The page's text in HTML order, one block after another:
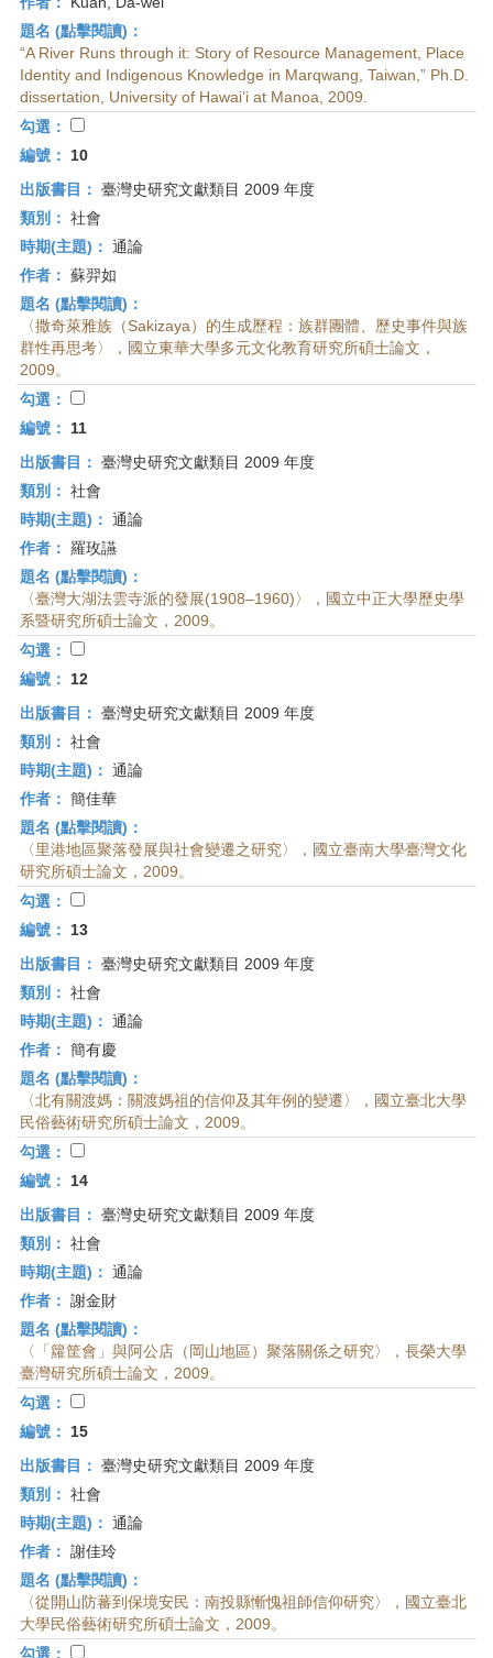
題名 (點擊閱讀)：
“A River Runs through it: Story of Resource Management, Place
Identity and Indigenous Knowledge in Marqwang, Taiwan,” Ph.D.
dissertation, University of Hawai’i at Manoa, 2009.
勾選：
編號：
10
出版書目： 臺灣史研究文獻類目 2009 年度
類別： 社會
時期(主題)： 通論
作者： 蘇羿如
題名 (點擊閱讀)：
〈撒奇萊雅族（Sakizaya）的生成歷程：族群團體、歷史事件與族
群性再思考〉，國立東華大學多元文化教育研究所碩士論文，
2009。
勾選：
編號：
11
出版書目： 臺灣史研究文獻類目 2009 年度
類別： 社會
時期(主題)： 通論
作者： 羅玫讌
題名 (點擊閱讀)：
〈臺灣大湖法雲寺派的發展(1908–1960)〉，國立中正大學歷史學
系暨研究所碩士論文，2009。
勾選：
編號：
12
出版書目： 臺灣史研究文獻類目 2009 年度
類別： 社會
時期(主題)： 通論
作者： 簡佳華
題名 (點擊閱讀)：
〈里港地區聚落發展與社會變遷之研究〉，國立臺南大學臺灣文化
研究所碩士論文，2009。
勾選：
編號：
13
出版書目： 臺灣史研究文獻類目 2009 年度
類別： 社會
時期(主題)： 通論
作者： 簡有慶
題名 (點擊閱讀)：
〈北有關渡媽：關渡媽祖的信仰及其年例的變遷〉，國立臺北大學
民俗藝術研究所碩士論文，2009。
勾選：
編號：
14
出版書目： 臺灣史研究文獻類目 2009 年度
類別： 社會
時期(主題)： 通論
作者： 謝金財
題名 (點擊閱讀)：
〈「籮筐會」與阿公店（岡山地區）聚落關係之研究〉，長榮大學
臺灣研究所碩士論文，2009。
勾選：
編號：
15
出版書目： 臺灣史研究文獻類目 2009 年度
類別： 社會
時期(主題)： 通論
作者： 謝佳玲
題名 (點擊閱讀)：
〈從開山防蕃到保境安民：南投縣慚愧祖師信仰研究〉，國立臺北
大學民俗藝術研究所碩士論文，2009。
勾選：